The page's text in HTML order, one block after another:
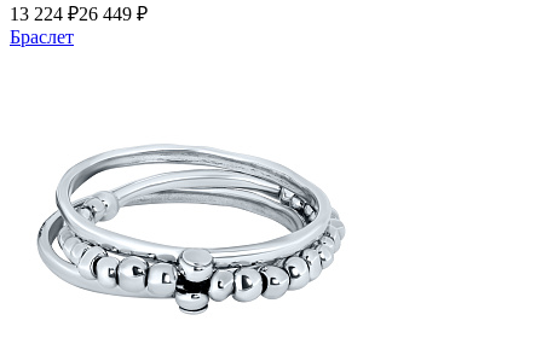
13 224 ₽26 449 ₽
Браслет